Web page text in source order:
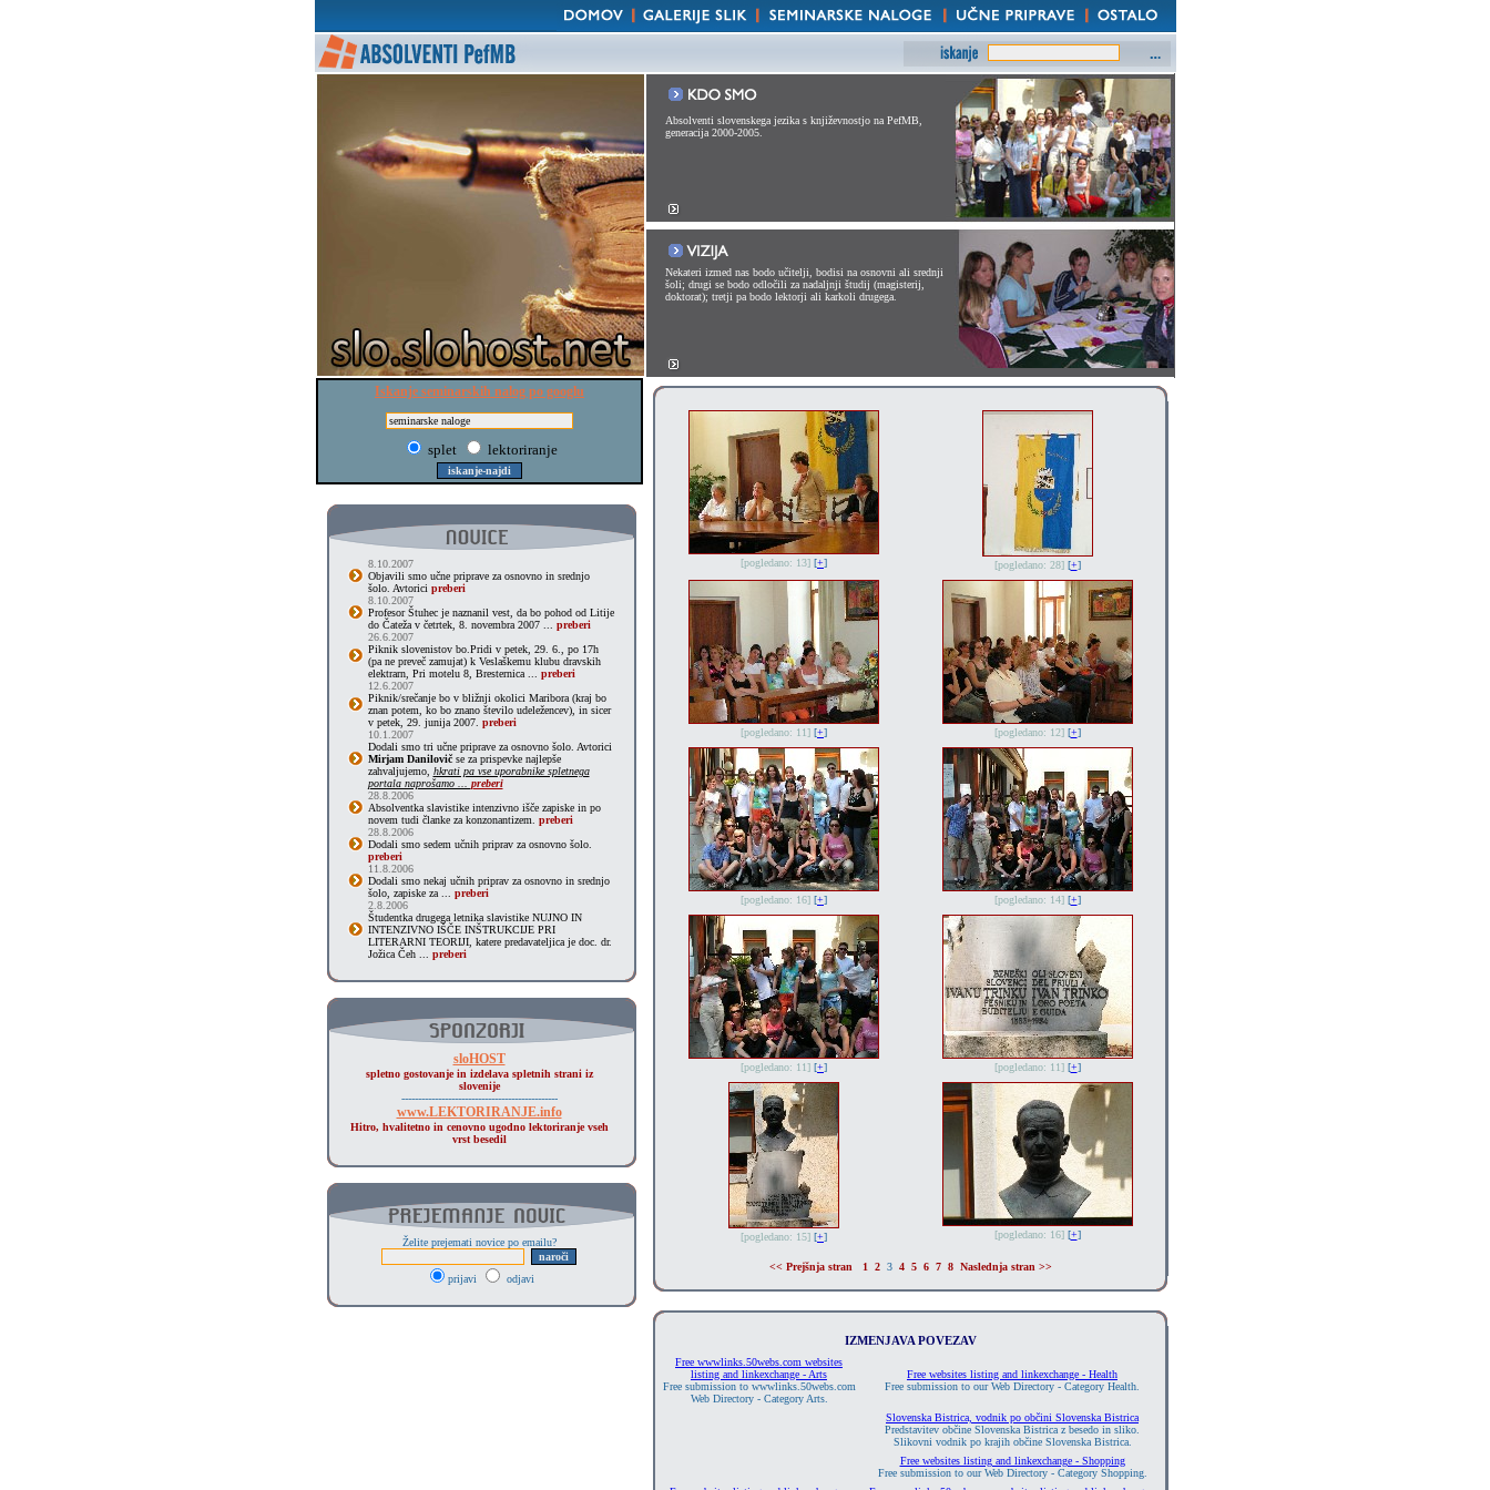
Absolventi slovenskega jezika s književnostjo na PefMB,
generacija 2000-2005.
Nekateri izmed nas bodo učitelji, bodisi na osnovni ali srednji
šoli; drugi se bodo odločili za nadaljnji študij (magisterij,
doktorat); tretji pa bodo lektorji ali karkoli drugega.
Iskanje seminarskih nalog po googlu
splet lektoriranje
8.10.2007
Objavili smo učne priprave za osnovno in srednjo
šolo. Avtorici preberi
8.10.2007
Profesor Štuhec je naznanil vest, da bo pohod od Litije
do Čateža v četrtek, 8. novembra 2007 ... preberi
26.6.2007
Piknik slovenistov bo.Pridi v petek, 29. 6., po 17h
(pa ne preveč zamujat) k Veslaškemu klubu dravskih
elektrarn, Pri motelu 8, Bresternica ... preberi
12.6.2007
Piknik/srečanje bo v bližnji okolici Maribora (kraj bo
znan potem, ko bo znano število udeležencev), in sicer
v petek, 29. junija 2007. preberi
10.1.2007
Dodali smo tri učne priprave za osnovno šolo. Avtorici
Mirjam Danilovičse za prispevke najlepše
zahvaljujemo, hkrati pa vse uporabnike spletnega
portala naprošamo ... preberi
28.8.2006
Absolventka slavistike intenzivno išče zapiske in po
novem tudi članke za konzonantizem. preberi
28.8.2006
Dodali smo sedem učnih priprav za osnovno šolo.
preberi
11.8.2006
Dodali smo nekaj učnih priprav za osnovno in srednjo
šolo, zapiske za ... preberi
2.8.2006
Študentka drugega letnika slavistike NUJNO IN
INTENZIVNO IŠČE INŠTRUKCIJE PRI
LITERARNI TEORIJI, katere predavateljica je doc. dr.
Jožica Čeh ... preberi
sloHOST
spletno gostovanje in izdelava spletnih strani iz
slovenije
-----------------------------------------------
www.LEKTORIRANJE.info
Hitro, hvalitetno in cenovno ugodno lektoriranje vseh
vrst besedil
Želite prejemati novice po emailu?
prijavi odjavi
[pogledano: 13] [+] [pogledano: 28][+]
[pogledano: 11] [+] [pogledano: 12][+]
[pogledano: 16] [+] [pogledano: 14][+]
[pogledano: 11] [+] [pogledano: 11][+]
[pogledano: 15] [+] [pogledano: 16][+]
<< Prejšnja stran 1 23 4 5 6 7 8 Naslednja stran >>
IZMENJAVA POVEZAV
Free wwwlinks.50webs.com websites
listing and linkexchange - Arts
Free submission to wwwlinks.50webs.com
Web Directory - Category Arts.
Free websites listing and linkexchange - Health
Free submission to our Web Directory - Category Health.
Slovenska Bistrica, vodnik po občini Slovenska Bistrica
Predstavitev občine Slovenska Bistrica z besedo in sliko.
Slikovni vodnik po krajih občine Slovenska Bistrica.
Free websites listing and linkexchange - Shopping
Free submission to our Web Directory - Category Shopping.